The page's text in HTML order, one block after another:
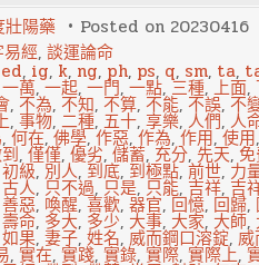
壯陽藥 Posted on 20230416
經, 談運論命
ed, ig, k, ng, ph, ps, q, sm, ta,
一萬,一起, 一門,一點, 三種,上面,
, 不為, 不知, 不算, 不能, 不誤, 不
, 事物, 二種, 五十, 享樂, 人們, 人
,何在,佛學,作惡,作為,作用,使用
,僅僅,優劣, 儲蓄, 充分, 先天,
初級,別人,到底,到極點,前世,力
古人, 只不過, 只是, 只能, 吉祥, 吉
善惡, 喚醒,喜歡, 器官,回憶, 回歸,
壽命, 多大, 多少, 大事, 大家, 大師,
如果, 妻子, 姓名, 威而鋼口溶錠,
, 實在,實踐, 實錄,實際, 實際上,